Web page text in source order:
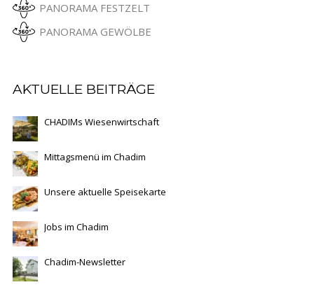
AKTUELLE BEITRÄGE
CHADIMs Wiesenwirtschaft
Mittagsmenü im Chadim
Unsere aktuelle Speisekarte
Jobs im Chadim
Chadim-Newsletter
PANORAMA FESTZELT
PANORAMA GEWÖLBE